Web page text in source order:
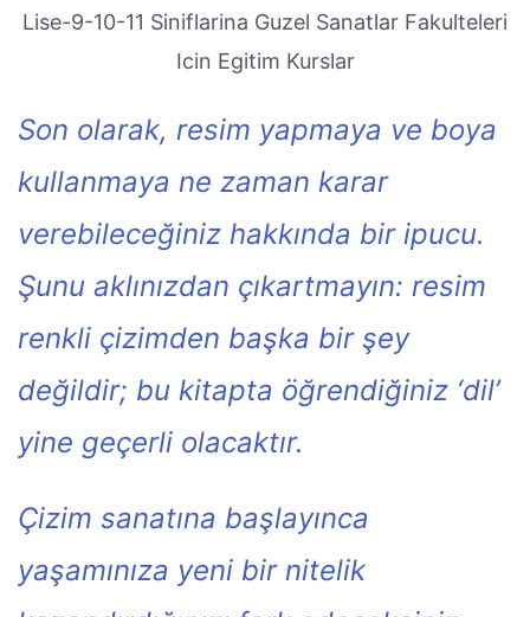
Lise-9-10-11 Siniflarina Guzel Sanatlar Fakulteleri
Icin Egitim Kurslar
Son olarak, resim yapmaya ve boya
kullanmaya ne zaman karar
verebileceğiniz hakkında bir ipucu.
Şunu aklınızdan çıkartmayın: resim
renkli çizimden başka bir şey
değildir; bu kitapta öğrendiğiniz ‘dil’
yine geçerli olacaktır.
Çizim sanatına başlayınca
yaşamınıza yeni bir nitelik